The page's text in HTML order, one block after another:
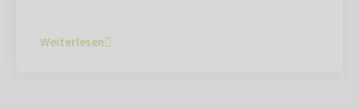
Weiterlesen